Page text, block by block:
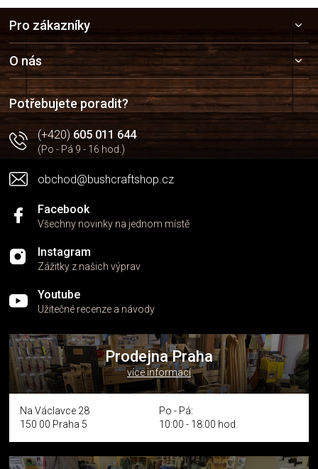
a
t
í
Pro zákazníky
O nás
Potřebujete poradit?
(+420)605 011 644
(Po - Pá 9 - 16 hod.)
obchod@bushcraftshop.cz
Facebook
Všechny novinky na jednom místě
Instagram
Zážitky z našich výprav
Youtube
Užitečné recenze a návody
Prodejna Praha
více informací
Na Václavce 28
150 00 Praha 5
Po - Pá:
10:00 - 18:00 hod.